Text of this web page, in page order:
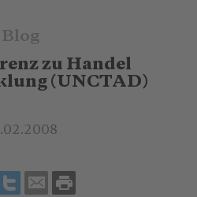
Blog
zu Handel
(UNCTAD)